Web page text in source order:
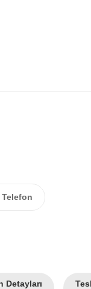
Telefon
Detayları